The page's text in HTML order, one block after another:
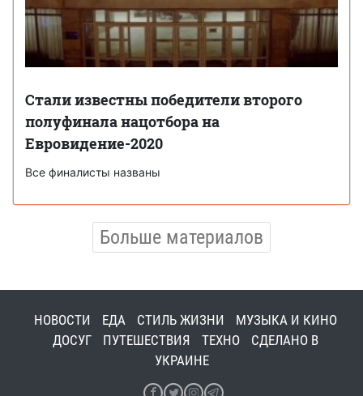
Стали известны победители второго
полуфинала нацотбора на
Евровидение-2020
Все финалисты названы
Больше материалов
НОВОСТИ ЕДА СТИЛЬ ЖИЗНИ
МУЗЫКА И КИНО
ДОСУГ
ПУТЕШЕСТВИЯ ТЕХНО
СДЕЛАНО В
УКРАИНЕ